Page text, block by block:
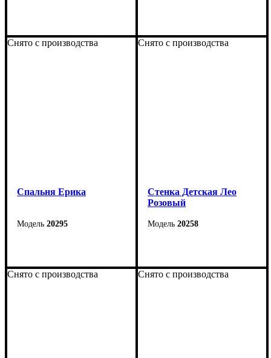
Снято с производства
Cпальня Ерика
20295
Снято с производства
Стенка Детская Лео
Розовый
20258
Снято с производства Снято с производства